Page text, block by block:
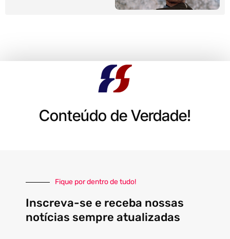
Conteúdo de Verdade!
Fique por dentro de tudo!
Inscreva-se e receba nossas
notícias sempre atualizadas